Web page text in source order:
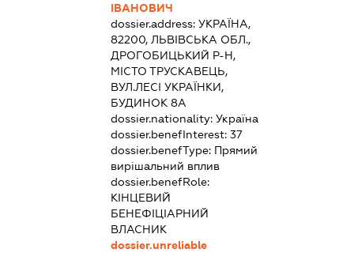
ІВАНОВИЧ
dossier.address:УКРАЇНА,
82200, ЛЬВІВСЬКА ОБЛ.,
ДРОГОБИЦЬКИЙ Р-Н,
МІСТО ТРУСКАВЕЦЬ,
ВУЛ.ЛЕСІ УКРАЇНКИ,
БУДИНОК 8А
dossier.nationality:Україна
dossier.benefInterest:37
dossier.benefType: Прямий
вирішальний вплив
dossier.benefRole:
КІНЦЕВИЙ
БЕНЕФІЦІАРНИЙ
ВЛАСНИК
dossier.unreliable